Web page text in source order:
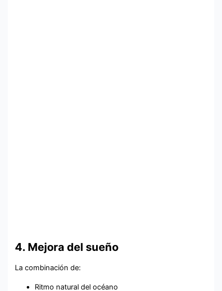
4. Mejora del sueño
La combinación de:
Ritmo natural del océano